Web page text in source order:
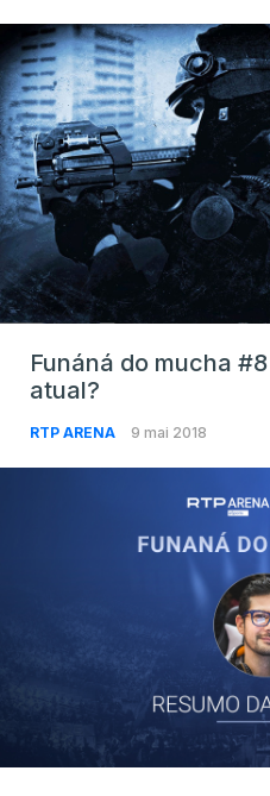
Funáná do mucha
atual?
RTP ARENA 9 mai 2018